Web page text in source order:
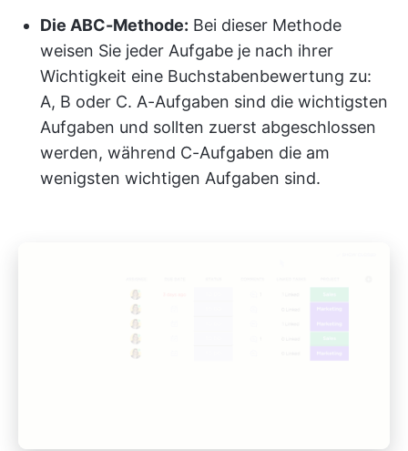
Die ABC-Methode: Bei dieser Methode
weisen Sie jeder Aufgabe je nach ihrer
Wichtigkeit eine Buchstabenbewertung zu:
A, B oder C. A-Aufgaben sind die wichtigsten
Aufgaben und sollten zuerst abgeschlossen
werden, während C-Aufgaben die am
wenigsten wichtigen Aufgaben sind.